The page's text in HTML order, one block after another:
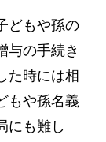
どもや孫の
与の手続き
た時には相
もや孫名義
にも難し